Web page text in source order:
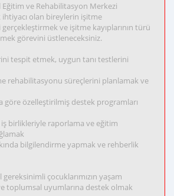
Eğitim ve Rehabilitasyon Merkezi
olan bireylerin işitme
ve işitme kayıplarının türü
görevini üstleneceksiniz.
tespit etmek, uygun tanı testlerini
rehabilitasyonu süreçlerini planlamak ve
göre özelleştirilmiş destek programları
birlikleriyle raporlama ve eğitim
bilgilendirme yapmak ve rehberlik
çocuklarımızın yaşam
toplumsal uyumlarına destek olmak